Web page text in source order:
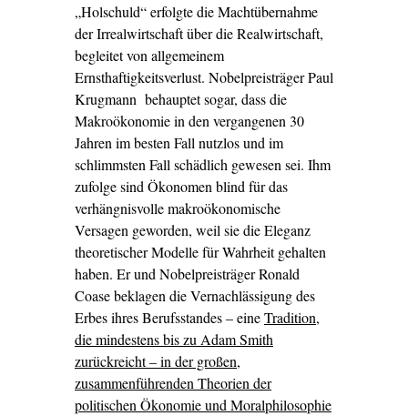
„Holschuld“ erfolgte die Machtübernahme
der Irrealwirtschaft über die Realwirtschaft,
begleitet von allgemeinem
Ernsthaftigkeitsverlust. Nobelpreisträger Paul
Krugmann behauptet sogar, dass die
Makroökonomie in den vergangenen 30
Jahren im besten Fall nutzlos und im
schlimmsten Fall schädlich gewesen sei. Ihm
zufolge sind Ökonomen blind für das
verhängnisvolle makroökonomische
Versagen geworden, weil sie die Eleganz
theoretischer Modelle für Wahrheit gehalten
haben. Er und Nobelpreisträger Ronald
Coase beklagen die Vernachlässigung des
Erbes ihres Berufsstandes – eineTradition,
die mindestens bis zu Adam Smith
zurückreicht – in der großen,
zusammenführenden Theorien der
politischen Ökonomie und Moralphilosophie